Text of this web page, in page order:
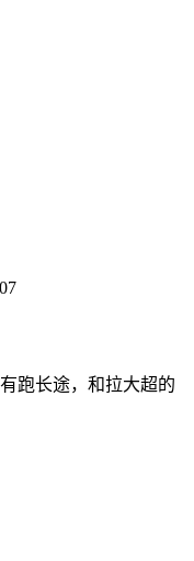
跑长途，和拉大超的